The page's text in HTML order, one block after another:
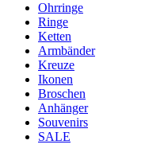
Ohrringe
Ringe
Ketten
Armbänder
Kreuze
Ikonen
Broschen
Anhänger
Souvenirs
SALE